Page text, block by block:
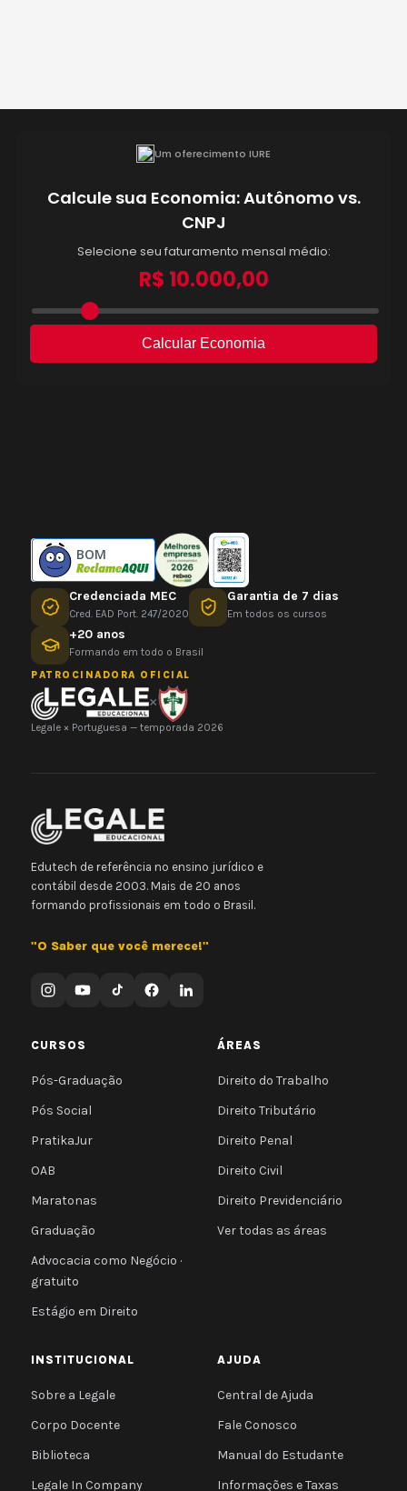
BOM
Credenciada MEC
Cred. EAD Port. 247/2020
Garantia de 7 dias
Em todos os cursos
+20 anos
Formando em todo o Brasil
PATROCINADORA OFICIAL
×
Legale × Portuguesa — temporada 2026
Edutech de referência no ensino jurídico e
contábil desde 2003. Mais de 20 anos
formando profissionais em todo o Brasil.
"O Saber que você merece!"
CURSOS
Pós-Graduação
Pós Social
PratikaJur
OAB
Maratonas
Graduação
Advocacia como Negócio ·
gratuito
Estágio em Direito
ÁREAS
Direito do Trabalho
Direito Tributário
Direito Penal
Direito Civil
Direito Previdenciário
Ver todas as áreas
INSTITUCIONAL
Sobre a Legale
Corpo Docente
Biblioteca
Legale In Company
AJUDA
Central de Ajuda
Fale Conosco
Manual do Estudante
Informações e Taxas